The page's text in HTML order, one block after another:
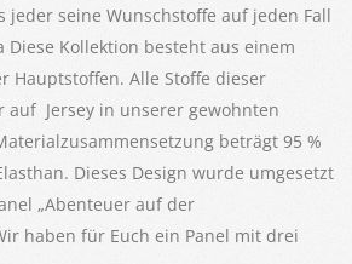
jeder seine Wunschstoffe auf jeden Fall
Diese Kollektion besteht aus einem
Hauptstoffen. Alle Stoffe dieser
auf Jersey in unserer gewohnten
beträgt 95 %
Dieses Design wurde umgesetzt
„Abenteuer auf der
haben für Euch ein Panel mit drei